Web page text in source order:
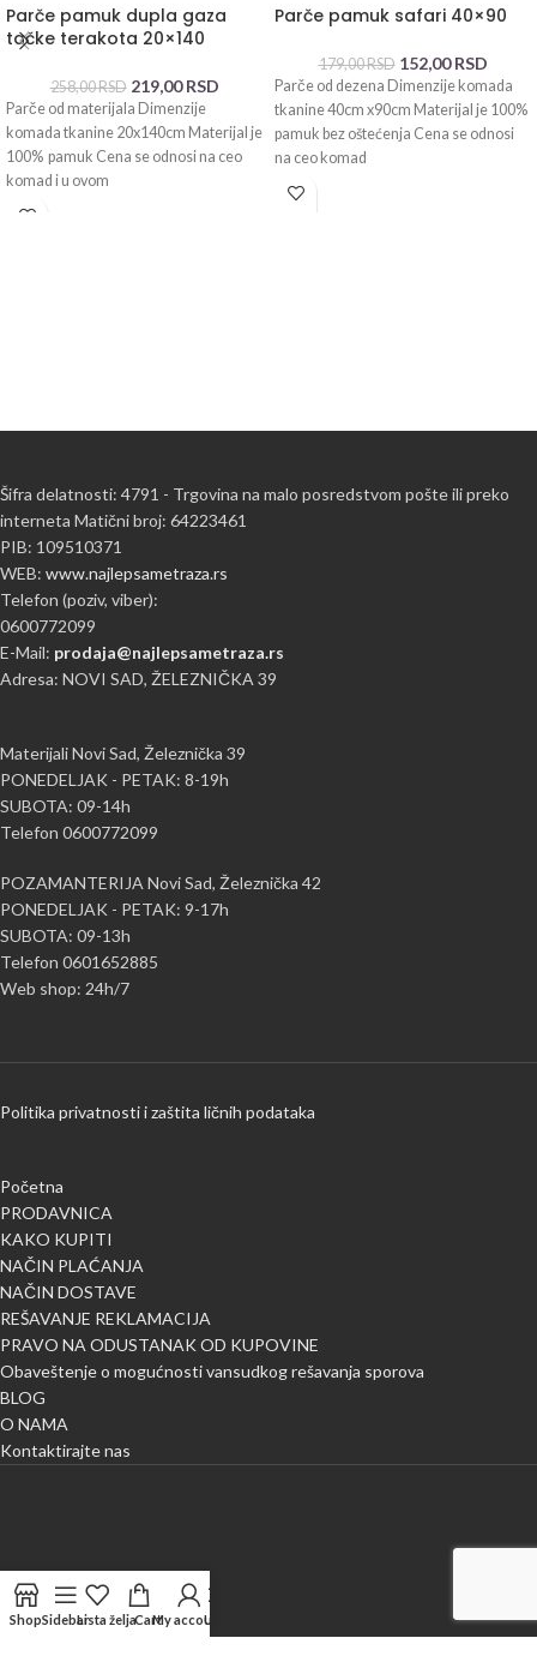
Parče pamuk dupla gaza
tačke terakota 20×140
258,00RSD 219,00RSD
Parče od materijala Dimenzije
komada tkanine 20x140cm Materijal je
100% pamuk Cena se odnosi na ceo
komad i u ovom
Parče pamuk safari 40×90
179,00RSD 152,00RSD
Parče od dezena Dimenzije komada
tkanine 40cm x90cm Materijal je 100%
pamuk bez oštećenja Cena se odnosi
na ceo komad
Šifra delatnosti: 4791 - Trgovina na malo posredstvom pošte ili preko
interneta Matični broj: 64223461
PIB: 109510371
WEB: www.najlepsametraza.rs
Telefon (poziv, viber):
0600772099
E-Mail: prodaja@najlepsametraza.rs
Adresa: NOVI SAD, ŽELEZNIČKA 39
Materijali Novi Sad, Železnička 39
PONEDELJAK - PETAK: 8-19h
SUBOTA: 09-14h
Telefon 0600772099
POZAMANTERIJA Novi Sad, Železnička 42
PONEDELJAK - PETAK: 9-17h
SUBOTA: 09-13h
Telefon 0601652885
Web shop: 24h/7
Politika privatnosti i zaštita ličnih podataka
Početna
PRODAVNICA
KAKO KUPITI
NAČIN PLAĆANJA
NAČIN DOSTAVE
REŠAVANJE REKLAMACIJA
PRAVO NA ODUSTANAK OD KUPOVINE
Obaveštenje o mogućnosti vansudkog rešavanja sporova
BLOG
O NAMA
Kontaktirajte nas
ShopSidebarLista željaCartMy accountUporedi